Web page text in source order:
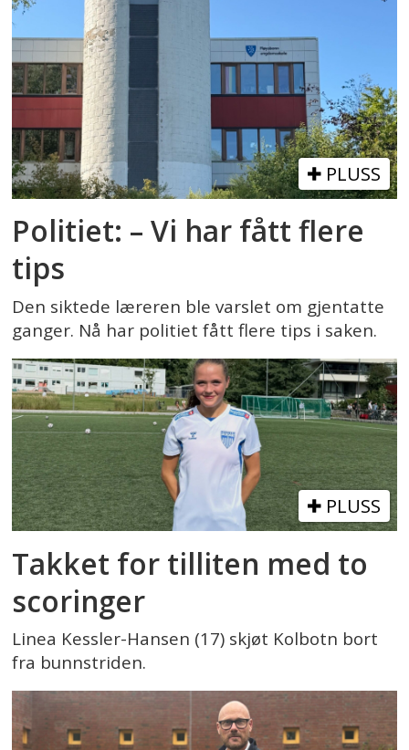
PLUSS
Politiet: – Vi har fått flere
tips
Den siktede læreren ble varslet om gjentatte
ganger. Nå har politiet fått flere tips i saken.
PLUSS
Takket for tilliten med to
scoringer
Linea Kessler-Hansen (17) skjøt Kolbotn bort
fra bunnstriden.